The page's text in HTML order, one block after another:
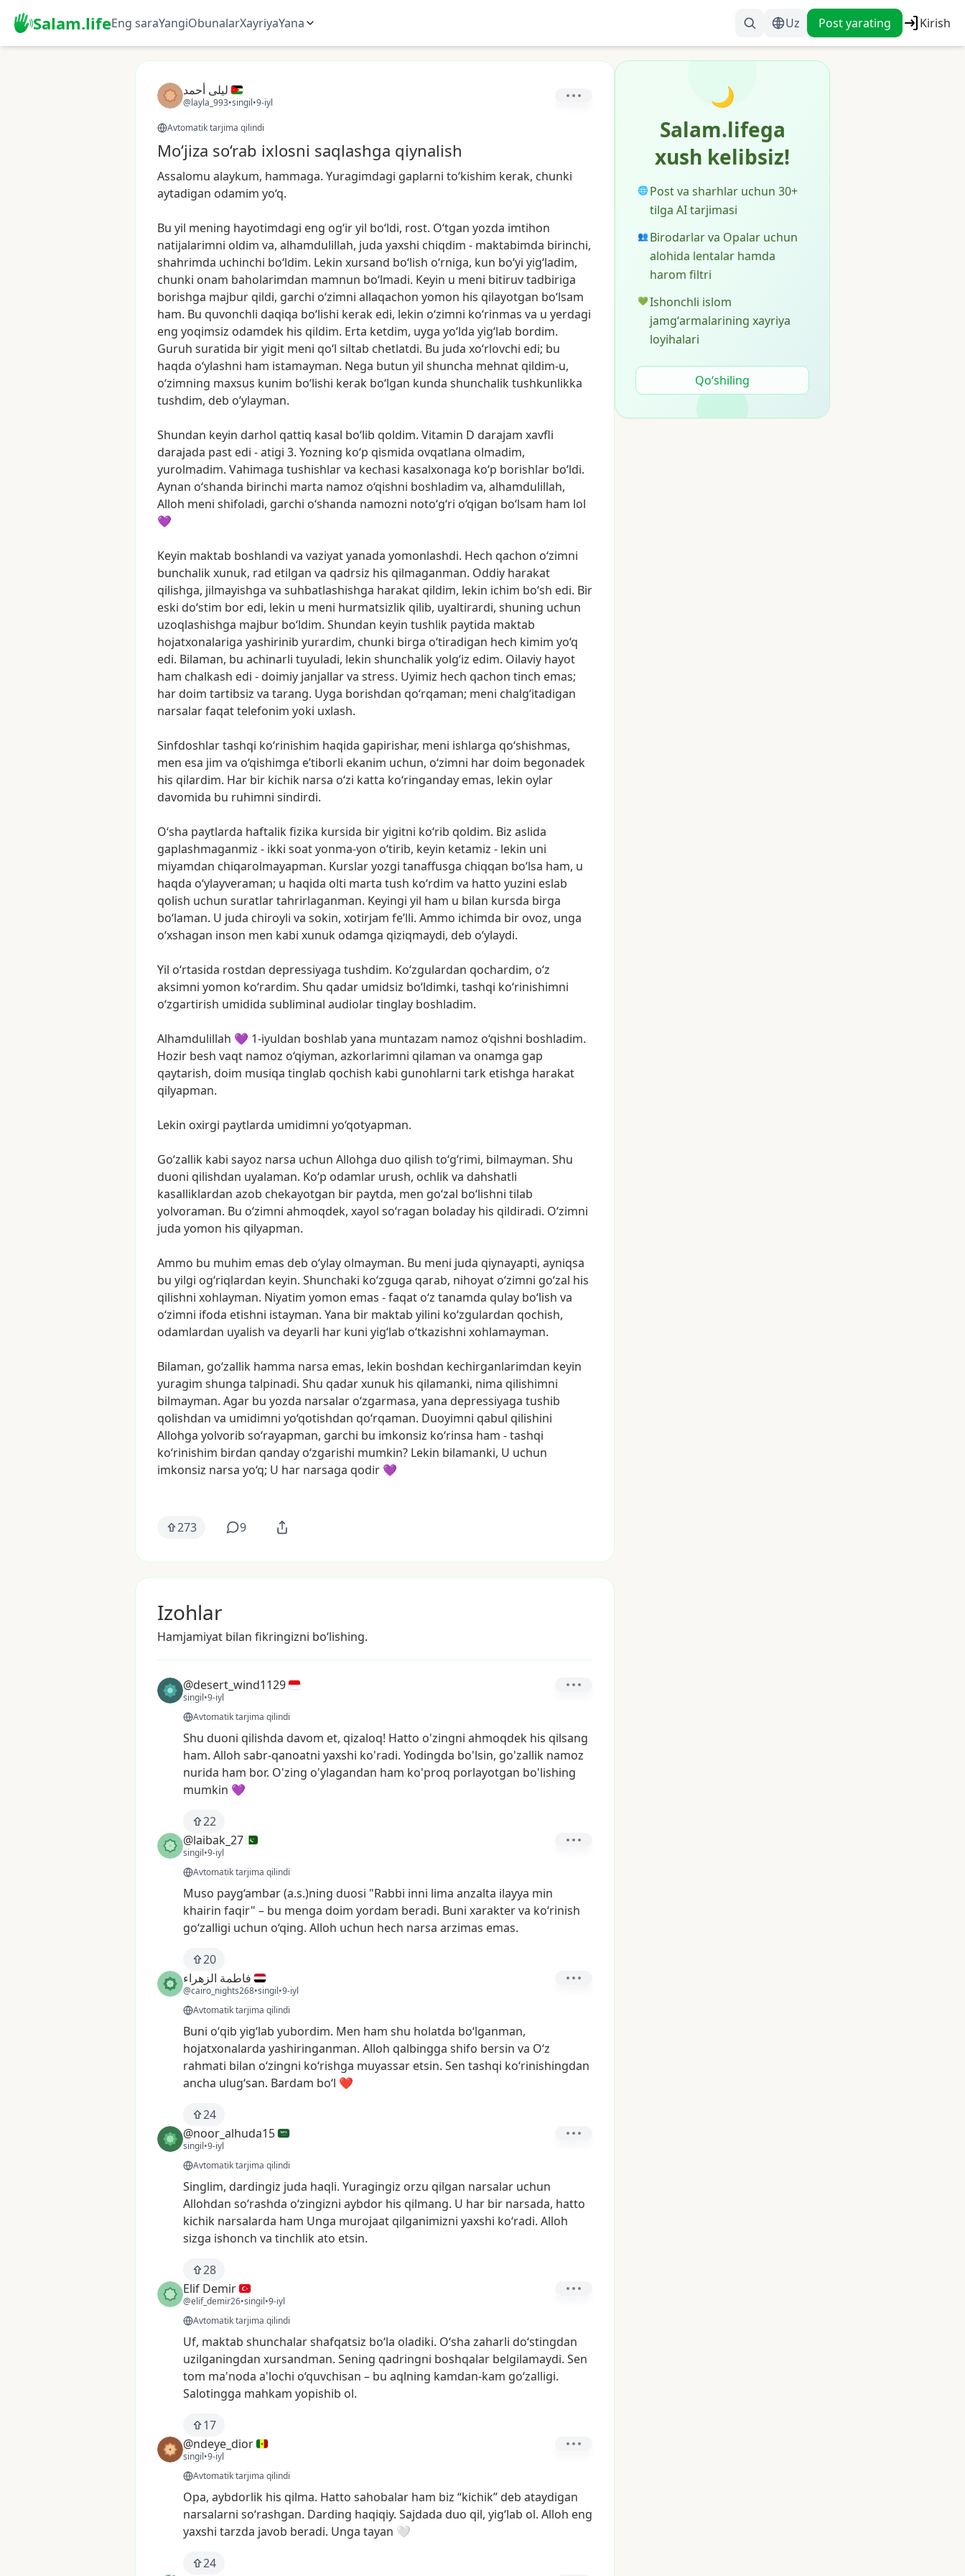
Salam.lifeEng saraYangiObunalarXayriyaYana Uz Post yarating Kirish
ليلى أحمد
@layla_993•singil•9-iyl
Avtomatik tarjima qilindi
Mo‘jiza so‘rab ixlosni saqlashga qiynalish
Assalomu alaykum, hammaga. Yuragimdagi gaplarni to‘kishim kerak, chunki
aytadigan odamim yo‘q.
Bu yil mening hayotimdagi eng og‘iryil bo‘ldi, rost. O‘tgan yozda imtihon
natijalarimni oldim va, alhamdulillah, juda yaxshi chiqdim - maktabimda birinchi,
shahrimda uchinchi bo‘ldim. Lekin xursand bo‘lish o‘rniga, kun bo‘yi yig‘ladim,
chunki onam baholarimdan mamnun bo‘lmadi. Keyin u meni bitiruvtadbiriga
borishga majbur qildi, garchi o‘zimni allaqachon yomon his qilayotgan bo‘lsam
ham. Bu quvonchli daqiqa bo‘lishi kerak edi, lekin o‘zimni ko‘rinmas va u yerdagi
eng yoqimsiz odamdek his qildim. Erta ketdim, uyga yo‘lda yig‘lab bordim.
Guruh suratida biryigit meni qo‘l siltab chetlatdi. Bu juda xo‘rlovchi edi; bu
haqda o‘ylashni ham istamayman. Nega butun yil shuncha mehnat qildim-u,
o‘zimning maxsus kunim bo‘lishi kerak bo‘lgan kunda shunchaliktushkunlikka
tushdim, deb o‘ylayman.
Shundan keyin darhol qattiq kasal bo‘lib qoldim. Vitamin D darajam xavfli
darajada past edi -atigi 3. Yozning ko‘p qismida ovqatlana olmadim,
yurolmadim. Vahimaga tushishlarva kechasi kasalxonaga ko‘p borishlar bo‘ldi.
Aynan o‘shanda birinchi marta namoz o‘qishni boshladim va, alhamdulillah,
Alloh meni shifoladi, garchi o‘shanda namozni noto‘g‘ri o‘qigan bo‘lsam ham lol
💜
Keyin maktab boshlandi va vaziyatyanada yomonlashdi. Hech qachon o‘zimni
bunchalikxunuk, rad etilgan va qadrsiz his qilmaganman. Oddiy harakat
qilishga, jilmayishga va suhbatlashishga harakat qildim, lekin ichim bo‘sh edi. Bir
eski do‘stim bor edi, lekin u meni hurmatsizlik qilib, uyaltirardi, shuning uchun
uzoqlashishga majbur bo‘ldim. Shundan keyin tushlik paytida maktab
hojatxonalariga yashirinib yurardim, chunki birga o‘tiradigan hech kimim yo‘q
edi. Bilaman, bu achinarli tuyuladi, lekin shunchalikyolg‘iz edim. Oilaviy hayot
ham chalkash edi - doimiy janjallarva stress. Uyimiz hech qachon tinch emas;
har doim tartibsiz va tarang. Uyga borishdan qo‘rqaman; meni chalg‘itadigan
narsalarfaqattelefonim yoki uxlash.
Sinfdoshlartashqi ko‘rinishim haqida gapirishar, meni ishlarga qo‘shishmas,
men esa jim va o‘qishimga e’tiborli ekanim uchun, o‘zimni har doim begonadek
his qilardim. Har bir kichik narsa o‘zi katta ko‘ringanday emas, lekin oylar
davomida bu ruhimni sindirdi.
O‘sha paytlarda haftalikfizika kursida biryigitni ko‘rib qoldim. Biz aslida
gaplashmaganmiz - ikki soatyonma-yon o‘tirib, keyin ketamiz - lekin uni
miyamdan chiqarolmayapman. Kurslaryozgi tanaffusga chiqqan bo‘lsa ham, u
haqda o‘ylayveraman; u haqida olti marta tush ko‘rdim va hatto yuzini eslab
qolish uchun suratlartahrirlaganman. Keyingi yil ham u bilan kursda birga
bo‘laman. U juda chiroyli va sokin, xotirjam fe’lli. Ammo ichimda bir ovoz, unga
o‘xshagan inson men kabi xunuk odamga qiziqmaydi, deb o‘ylaydi.
Yil o‘rtasida rostdan depressiyaga tushdim. Ko‘zgulardan qochardim, o‘z
aksimni yomon ko‘rardim. Shu qadar umidsiz bo‘ldimki, tashqi ko‘rinishimni
o‘zgartirish umidida subliminal audiolartinglay boshladim.
Alhamdulillah 💜 1-iyuldan boshlab yana muntazam namoz o‘qishni boshladim.
Hozir besh vaqt namoz o‘qiyman, azkorlarimni qilaman va onamga gap
qaytarish, doim musiqa tinglab qochish kabi gunohlarni tark etishga harakat
qilyapman.
Lekin oxirgi paytlarda umidimni yo‘qotyapman.
Go‘zallik kabi sayoz narsa uchun Allohga duo qilish to‘g‘rimi, bilmayman. Shu
duoni qilishdan uyalaman. Ko‘p odamlar urush, ochlikva dahshatli
kasalliklardan azob chekayotgan bir paytda, men go‘zal bo‘lishni tilab
yolvoraman. Bu o‘zimni ahmoqdek, xayol so‘ragan boladay his qildiradi. O‘zimni
juda yomon his qilyapman.
Ammo bu muhim emas deb o‘ylay olmayman. Bu meni juda qiynayapti, ayniqsa
bu yilgi og‘riqlardan keyin. Shunchaki ko‘zguga qarab, nihoyat o‘zimni go‘zal his
qilishni xohlayman. Niyatim yomon emas -faqat o‘z tanamda qulay bo‘lish va
o‘zimni ifoda etishni istayman. Yana bir maktab yilini ko‘zgulardan qochish,
odamlardan uyalish va deyarli har kuni yig‘lab o‘tkazishni xohlamayman.
Bilaman, go‘zallik hamma narsa emas, lekin boshdan kechirganlarimdan keyin
yuragim shunga talpinadi. Shu qadarxunuk his qilamanki, nima qilishimni
bilmayman. Agar bu yozda narsalar o‘zgarmasa, yana depressiyaga tushib
qolishdan va umidimni yo‘qotishdan qo‘rqaman. Duoyimni qabul qilishini
Allohga yolvorib so‘rayapman, garchi bu imkonsiz ko‘rinsa ham -tashqi
ko‘rinishim birdan qanday o‘zgarishi mumkin? Lekin bilamanki, U uchun
imkonsiz narsa yo‘q; U har narsaga qodir 💜
273 9
Izohlar
Hamjamiyat bilan fikringizni bo‘lishing.
@desert_wind1129
singil•9-iyl
Avtomatik tarjima qilindi
Shu duoni qilishda davom et, qizaloq! Hatto o'zingni ahmoqdek his qilsang
ham. Alloh sabr-qanoatni yaxshi ko'radi. Yodingda bo'lsin, go'zallik namoz
nurida ham bor. O'zing o'ylagandan ham ko'proq porlayotgan bo'lishing
mumkin 💜
22
@laibak_27
singil•9-iyl
Avtomatik tarjima qilindi
Muso payg‘ambar(a.s.)ning duosi "Rabbi inni lima anzalta ilayya min
khairin faqir" – bu menga doim yordam beradi. Buni xarakterva ko‘rinish
go‘zalligi uchun o‘qing. Alloh uchun hech narsa arzimas emas.
20
فاطمة الزهراء
@cairo_nights268•singil•9-iyl
Avtomatik tarjima qilindi
Buni oʻqib yigʻlab yubordim. Men ham shu holatda boʻlganman,
hojatxonalarda yashiringanman. Alloh qalbingga shifo bersin va Oʻz
rahmati bilan oʻzingni koʻrishga muyassar etsin. Sen tashqi koʻrinishingdan
ancha ulugʻsan. Bardam boʻl ❤️
24
@noor_alhuda15
singil•9-iyl
Avtomatik tarjima qilindi
Singlim, dardingiz juda haqli. Yuragingiz orzu qilgan narsalar uchun
Allohdan soʻrashda oʻzingizni aybdor his qilmang. U har bir narsada, hatto
kichik narsalarda ham Unga murojaat qilganimizni yaxshi koʻradi. Alloh
sizga ishonch va tinchlikato etsin.
28
Elif Demir
@elif_demir26•singil•9-iyl
Avtomatik tarjima qilindi
Uf, maktab shunchalarshafqatsiz bo‘la oladiki. O‘sha zaharli do‘stingdan
uzilganingdan xursandman. Sening qadringni boshqalar belgilamaydi. Sen
tom ma'noda a'lochi o‘quvchisan – bu aqlning kamdan-kam go‘zalligi.
Salotingga mahkam yopishib ol.
17
@ndeye_dior
singil•9-iyl
Avtomatik tarjima qilindi
Opa, aybdorlik his qilma. Hatto sahobalar ham biz “kichik” deb ataydigan
narsalarni so‘rashgan. Darding haqiqiy. Sajdada duo qil, yig‘lab ol. Alloh eng
yaxshi tarzda javob beradi. Unga tayan 🤍
24
🌙
Salam.lifega
xush kelibsiz!
🌐 Post va sharhlar uchun 30+
tilga AI tarjimasi
👥 Birodarlar va Opalar uchun
alohida lentalar hamda
harom filtri
💚Ishonchli islom
jamgʻarmalarining xayriya
loyihalari
Qoʻshiling